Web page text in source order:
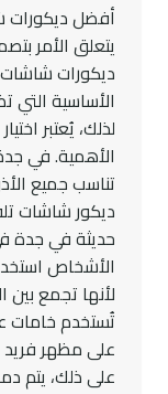
أفضل ديكورات
يتعلق الأمر
ديكورات شاشات
الأساسية
لذلك، يُعتبر
الأهمية. في
تناسب جميع
ديكور شاشات
حديثة في جدة
الأشخاص
لأنها تجمع بين
تُستخدم خامات
على مظهر فريد
على ذلك، يتم